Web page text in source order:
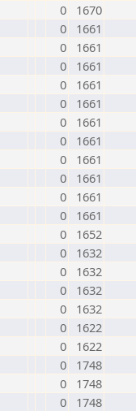
0
1670
0
1661
0
1661
0
1661
0
1661
0
1661
0
1661
0
1661
0
1661
0
1661
0
1661
0
1661
0
1652
0
1632
0
1632
0
1632
0
1632
0
1622
0
1622
0
1748
0
1748
0
1748